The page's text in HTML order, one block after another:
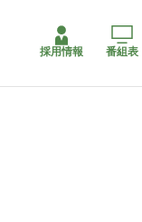
採用情報 番組表